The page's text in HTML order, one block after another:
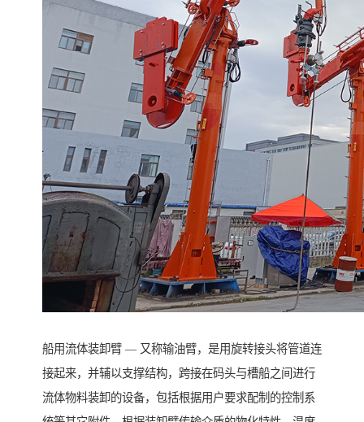
船用流体装卸臂 — 又称输油臂，是用旋转接头将管道连
接起来，并辅以支撑结构，跨接在码头与槽船之间进行
流体物料装卸的设备，包括根据用户要求配制的控制系